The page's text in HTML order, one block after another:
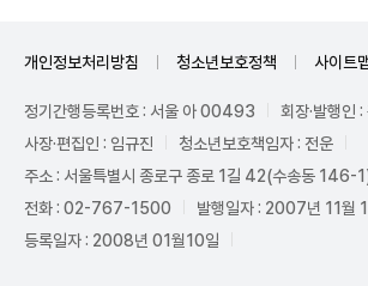
개인정보처리방침 청소년보호정책 사이트
정기간행등록번호 : 서울 아 00493
회장·발행인 :
사장·편집인 : 임규진
청소년보호책임자 : 전운
주소 : 서울특별시 종로구 종로 1길 42(수송동 146-
전화 : 02-767-1500
발행일자 : 2007년 11월
등록일자 : 2008년 01월10일